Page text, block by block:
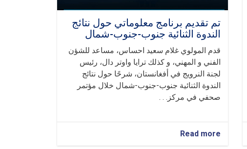
تم تقديم برنامج معلوماتي حول نتائج
الندوة الثنائية جنوب-جنوب-شمال
قدم المولوي غلام سعيد احساس، مساعد للشؤن
الفني و المهني، و كذلك ترايا واوتر دال، رئيس
لجنة النرويج في أفغانستان، شرحًا حول نتائج
الندوة الثنائية جنوب-جنوب-شمال خلال مؤتمر
صحفي في مركز. . .
Read more
تم